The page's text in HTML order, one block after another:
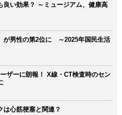
良い効果？ ～ミュージアム、健康高
が男性の第2位に ～2025年国民生活
ザーに朗報！ X線・CT検査時のセン
は心筋梗塞と関連？